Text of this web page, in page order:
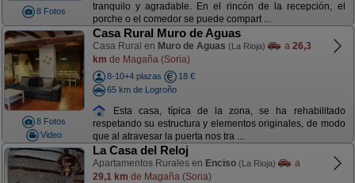
8 Fotos
tranquilo y agradable. En el rincón de la recepción, el
porche o el comedor se puede compart ...
8 Fotos
Video
Casa Rural Muro de Aguas
Casa Rural en Muro de Aguas (La Rioja) a 26,3
km de Magaña (Soria)
8-10+4 plazas
18 €
65 km de Logroño
Esta casa, típica de la zona, se ha rehabilitado
respetando su estructura y elementos originales, de modo
que al atravesar la puerta nos tra ...
La Casa del Reloj
Apartamentos Rurales en Enciso (La Rioja)
a
29,1 km de Magaña (Soria)